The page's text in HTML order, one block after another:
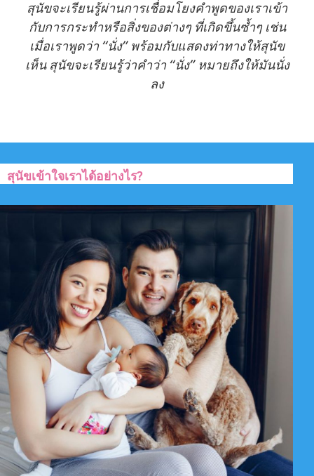
สุนัขจะเรียนรู้ผ่านการเชื่อมโยงคำพูดของเราเข้า
กับการกระทำหรือสิ่งของต่างๆ ที่เกิดขึ้นซ้ำๆ เช่น
เมื่อเราพูดว่า “นั่ง” พร้อมกับแสดงท่าทางให้สุนัข
เห็น สุนัขจะเรียนรู้ว่าคำว่า “นั่ง” หมายถึงให้มันนั่ง
ลง
สุนัขเข้าใจเราได้อย่างไร?